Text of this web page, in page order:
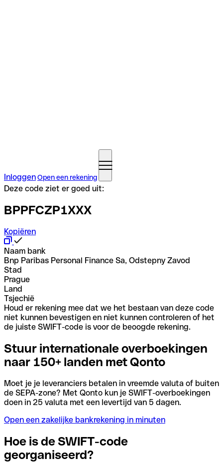
InloggenOpen een rekening
Deze code ziet er goed uit:
BPPFCZP1XXX
Kopiëren
Naam bank
Bnp Paribas Personal Finance Sa, Odstepny Zavod
Stad
Prague
Land
Tsjechië
Houd er rekening mee dat we het bestaan van deze code
niet kunnen bevestigen en niet kunnen controleren of het
de juiste SWIFT-code is voor de beoogde rekening.
Stuur internationale overboekingen
naar 150+ landen met Qonto
Moet je je leveranciers betalen in vreemde valuta of buiten
de SEPA-zone? Met Qonto kun je SWIFT-overboekingen
doen in 25 valuta met een levertijd van 5 dagen.
Open een zakelijke bankrekening in minuten
Hoe is de SWIFT-code
georganiseerd?